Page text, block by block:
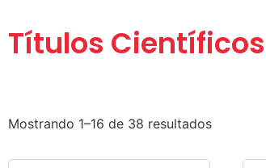
Títulos Científicos
Mostrando 1–16 de 38 resultados